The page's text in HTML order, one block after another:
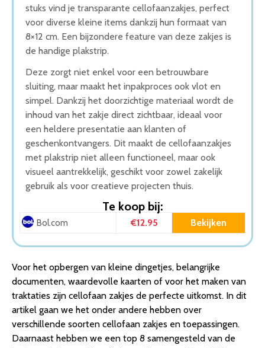
stuks vind je transparante cellofaanzakjes, perfect
voor diverse kleine items dankzij hun formaat van
8×12 cm. Een bijzondere feature van deze zakjes is
de handige plakstrip.
Deze zorgt niet enkel voor een betrouwbare
sluiting, maar maakt het inpakproces ook vlot en
simpel. Dankzij het doorzichtige materiaal wordt de
inhoud van het zakje direct zichtbaar, ideaal voor
een heldere presentatie aan klanten of
geschenkontvangers. Dit maakt de cellofaanzakjes
met plakstrip niet alleen functioneel, maar ook
visueel aantrekkelijk, geschikt voor zowel zakelijk
gebruik als voor creatieve projecten thuis.
Te koop bij:
Bol.com €12.95 Bekijken
Voor het opbergen van kleine dingetjes, belangrijke
documenten, waardevolle kaarten of voor het maken van
traktaties zijn cellofaan zakjes de perfecte uitkomst. In dit
artikel gaan we het onder andere hebben over
verschillende soorten cellofaan zakjes en toepassingen.
Daarnaast hebben we een top 8 samengesteld van de